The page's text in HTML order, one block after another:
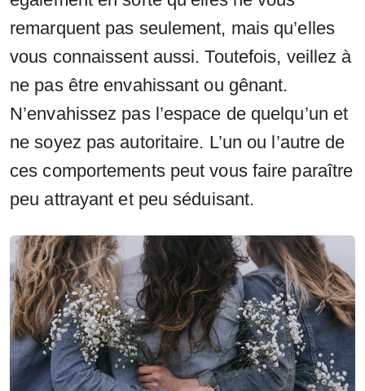
remarquent pas seulement, mais qu’elles
vous connaissent aussi. Toutefois, veillez à
ne pas être envahissant ou gênant.
N’envahissez pas l’espace de quelqu’un et
ne soyez pas autoritaire. L’un ou l’autre de
ces comportements peut vous faire paraître
peu attrayant et peu séduisant.